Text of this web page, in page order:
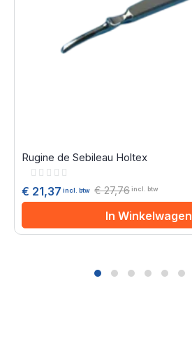
Rugine de Sebileau Holtex
Rating:
€ 21,37 incl. btw € 27,76incl. btw
In Winkelwagen